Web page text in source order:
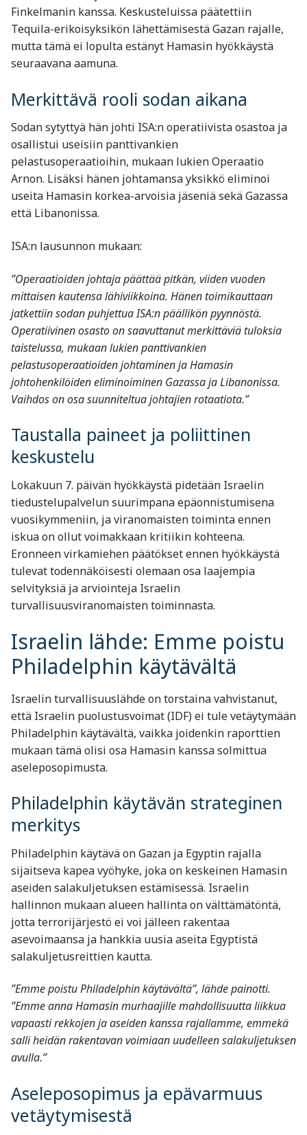
Finkelmanin kanssa. Keskusteluissa päätettiin
Tequila-erikoisyksikön lähettämisestä Gazan rajalle,
mutta tämä ei lopulta estänyt Hamasin hyökkäystä
seuraavana aamuna.
Merkittävä rooli sodan aikana
Sodan sytyttyä hän johti ISA:n operatiivista osastoa ja
osallistui useisiin panttivankien
pelastusoperaatioihin, mukaan lukien Operaatio
Arnon. Lisäksi hänen johtamansa yksikkö eliminoi
useita Hamasin korkea-arvoisia jäseniä sekä Gazassa
että Libanonissa.
ISA:n lausunnon mukaan:
”Operaatioiden johtaja päättää pitkän, viiden vuoden
mittaisen kautensa lähiviikkoina. Hänen toimikauttaan
jatkettiin sodan puhjettua ISA:n päällikön pyynnöstä.
Operatiivinen osasto on saavuttanut merkittäviä tuloksia
taistelussa, mukaan lukien panttivankien
pelastusoperaatioiden johtaminen ja Hamasin
johtohenkilöiden eliminoiminen Gazassa ja Libanonissa.
Vaihdos on osa suunniteltua johtajien rotaatiota.”
Taustalla paineet ja poliittinen
keskustelu
Lokakuun 7. päivän hyökkäystä pidetään Israelin
tiedustelupalvelun suurimpana epäonnistumisena
vuosikymmeniin, ja viranomaisten toiminta ennen
iskua on ollut voimakkaan kritiikin kohteena.
Eronneen virkamiehen päätökset ennen hyökkäystä
tulevat todennäköisesti olemaan osa laajempia
selvityksiä ja arviointeja Israelin
turvallisuusviranomaisten toiminnasta.
Israelin lähde: Emme poistu
Philadelphin käytävältä
Israelin turvallisuuslähde on torstaina vahvistanut,
että Israelin puolustusvoimat (IDF) ei tule vetäytymään
Philadelphin käytävältä, vaikka joidenkin raporttien
mukaan tämä olisi osa Hamasin kanssa solmittua
aseleposopimusta.
Philadelphin käytävän strateginen
merkitys
Philadelphin käytävä on Gazan ja Egyptin rajalla
sijaitseva kapea vyöhyke, joka on keskeinen Hamasin
aseiden salakuljetuksen estämisessä. Israelin
hallinnon mukaan alueen hallinta on välttämätöntä,
jotta terrorijärjestö ei voi jälleen rakentaa
asevoimaansa ja hankkia uusia aseita Egyptistä
salakuljetusreittien kautta.
”Emme poistu Philadelphin käytävältä”, lähde painotti.
”Emme anna Hamasin murhaajille mahdollisuutta liikkua
vapaasti rekkojen ja aseiden kanssa rajallamme, emmekä
salli heidän rakentavan voimiaan uudelleen salakuljetuksen
avulla.”
Aseleposopimus ja epävarmuus
vetäytymisestä